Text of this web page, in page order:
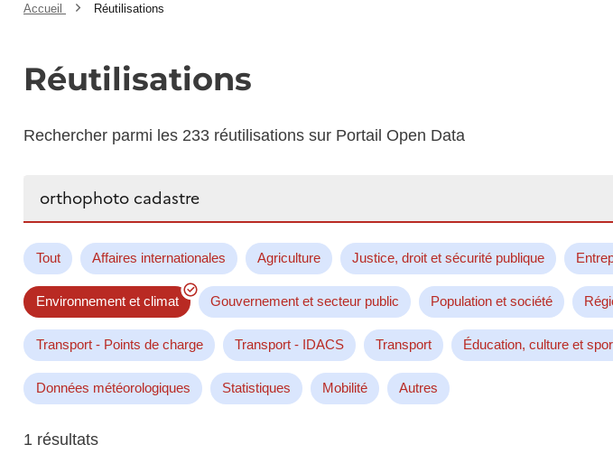
Accueil Réutilisations
Réutilisations
Rechercher parmi les 233 réutilisations sur Portail Open Data
Tout Affaires internationales Agriculture Justice, droit et sécurité publique
Environnement et climat Gouvernement et secteur public Population et société
Transport - Points de charge Transport - IDACS Transport Éducation, culture et
Données météorologiques Statistiques Mobilité Autres
1 résultats